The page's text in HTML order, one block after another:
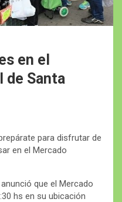
en el
de Santa
para disfrutar de
en el Mercado
que el Mercado
hs en su ubicación